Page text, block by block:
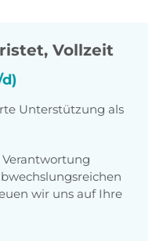
Vollzeit
Unterstützung als
Verantwortung
wir uns auf Ihre